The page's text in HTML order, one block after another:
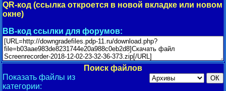
QR-код (ссылка откроется в новой вкладке или новом
окне)
BB-код ссылки для форумов:
Поиск файлов
Показать файлы из
категории: